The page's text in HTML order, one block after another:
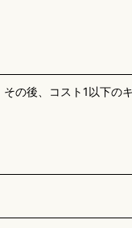
の後、コスト1以下の